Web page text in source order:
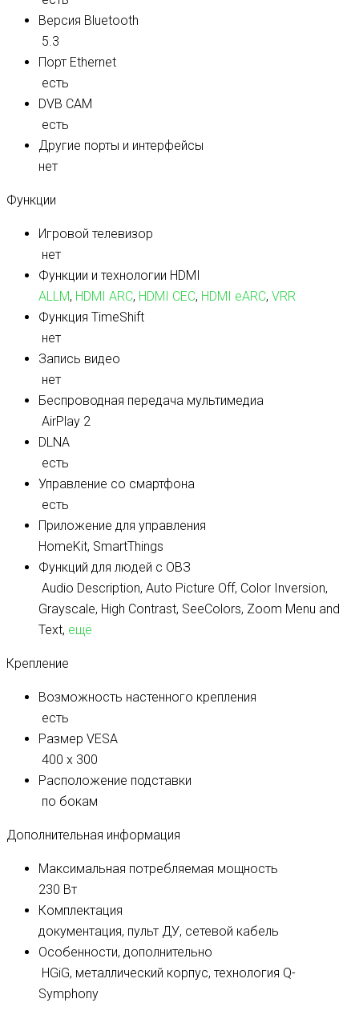
Версия Bluetooth
5.3
Порт Ethernet
есть
DVB CAM
есть
Другие порты и интерфейсы
нет
Функции
Игровой телевизор
нет
Функции и технологии HDMI
ALLM, HDMI ARC, HDMI CEC, HDMI eARC, VRR
Функция TimeShift
нет
Запись видео
нет
Беспроводная передача мультимедиа
AirPlay 2
DLNA
есть
Управление со смартфона
есть
Приложение для управления
HomeKit, SmartThings
Функций для людей с ОВЗ
Audio Description, Auto Picture Off, Color Inversion,
Grayscale, High Contrast, SeeColors, Zoom Menu and
Text, ещё
Крепление
Возможность настенного крепления
есть
Размер VESA
400 x 300
Расположение подставки
по бокам
Дополнительная информация
Максимальная потребляемая мощность
230 Вт
Комплектация
документация, пульт ДУ, сетевой кабель
Особенности, дополнительно
HGiG, металлический корпус, технология Q-
Symphony